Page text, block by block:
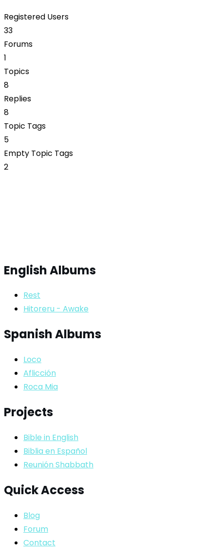
Registered Users
33
Forums
1
Topics
8
Replies
8
Topic Tags
5
Empty Topic Tags
2
English Albums
Rest
Hitoreru - Awake
Spanish Albums
Loco
Aflicción
Roca Mia
Projects
Bible in English
Biblia en Español
Reunión Shabbath
Quick Access
Blog
Forum
Contact